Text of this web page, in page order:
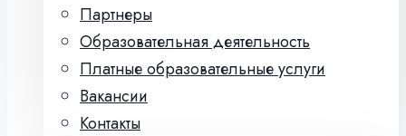
Партнеры
Образовательная деятельность
Платные образовательные услуги
Вакансии
Контакты